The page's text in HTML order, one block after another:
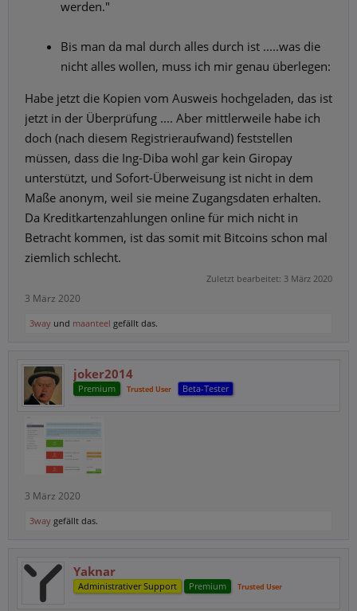
werden."
Bis man da mal durch alles durch ist .....was die
nicht alles wollen, muss ich mir genau überlegen:
Habe jetzt die Kopien vom Ausweis hochgeladen, das ist
jetzt in der Überprüfung .... Aber mittlerweile habe ich
doch (nach diesem Registrieraufwand) feststellen
müssen, dass die Ing-Diba wohl gar kein Giropay
unterstützt, und Sofort-Überweisung ist nicht in dem
Maße anonym, weil sie meine Zugangsdaten erhalten.
Da Kreditkartenzahlungen online für mich nicht in
Betracht kommen, ist das somit mit Bitcoins schon mal
ziemlich schlecht.
Zuletzt bearbeitet: 3 März 2020
3 März 2020
3way und maanteel gefällt das.
joker2014
Premium Trusted User Beta-Tester
3 März 2020
3way gefällt das.
Yaknar
Administrativer Support Premium Trusted User